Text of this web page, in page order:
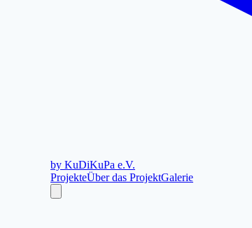
by KuDiKuPa e.V.
ProjekteÜber das ProjektGalerie